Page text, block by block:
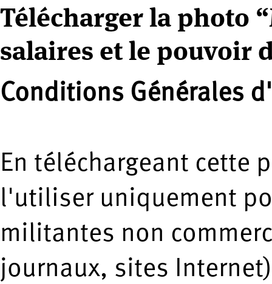
Télécharger la photo
salaires et le pouvoir
Conditions Générales
En téléchargeant cette
l'utiliser uniquement
militantes non
journaux, sites